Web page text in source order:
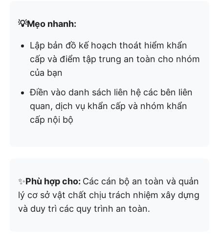
💡Mẹo nhanh:
Lập bản đồ kế hoạch thoát hiểm khẩn
cấp và điểm tập trung an toàn cho nhóm
của bạn
Điền vào danh sách liên hệ các bên liên
quan, dịch vụ khẩn cấp và nhóm khẩn
cấp nội bộ
✨Phù hợp cho: Các cán bộ an toàn và quản
lý cơ sở vật chất chịu trách nhiệm xây dựng
và duy trì các quy trình an toàn.